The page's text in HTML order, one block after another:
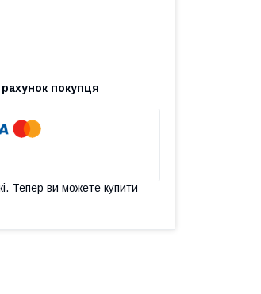
рахунок покупця
Тепер ви можете купити